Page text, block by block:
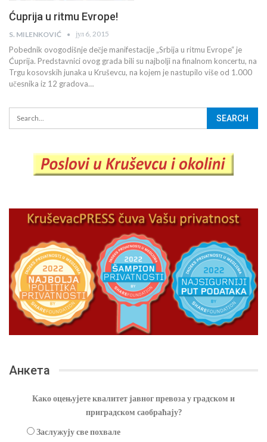
Ćuprija u ritmu Evrope!
S. MILENKOVIĆ јул 6, 2015
Pobednik ovogodišnje dečje manifestacije „Srbija u ritmu Evrope“ je
Ćuprija. Predstavnici ovog grada bili su najbolji na finalnom koncertu, na
Trgu kosovskih junaka u Kruševcu, na kojem je nastupilo više od 1.000
učesnika iz 12 gradova…
Анкета
Како оцењујете квалитет јавног превоза у градском и
приградском саобраћају?
Заслужују све похвале